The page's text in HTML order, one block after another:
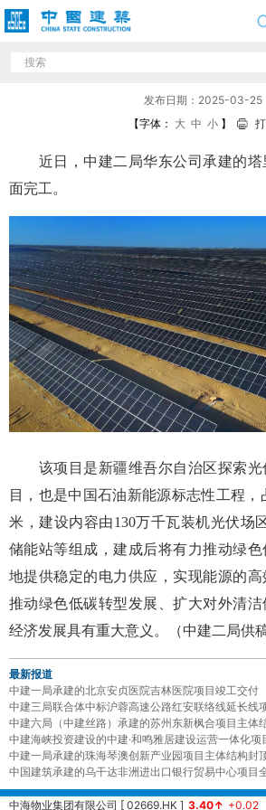
中建二局承建的塔里木光伏发
发布日期：2025-03-25
【字体： 大 中 小 】
近日，中建二局华东公司承建的塔
面完工。
该项目是新疆维吾尔自治区探索光
目，也是中国石油新能源标志性工程，
米，建设内容由130万千瓦装机光伏场
储能站等组成，建成后将有力推动绿
地提供稳定的电力供应，实现能源的
推动绿色低碳转型发展、扩大对外清
经济发展具有重大意义。（中建二局供稿
最新报道
中建一局承建的北京安贞医院吉林医院项目竣工交付
中建三局联合体中标沪蓉高速公路红安联络线延长线
中建六局（中建丝路）承建的苏州东新枫合项目主体
中建海峡投资建设的中建·和鸣雅居建设运营一体化项
中建一局承建的珠海琴澳创新产业园项目主体结构封
中国建筑承建的乌干达非洲进出口银行贸易中心项目
中海物业集团有限公司 [ 02669.HK ] 3.40↑ +0.02